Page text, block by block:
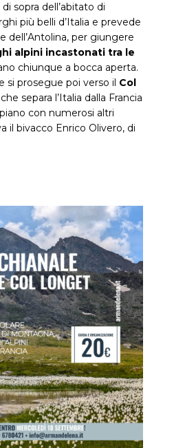
sopra dell’abitato di
più belli d’Italia e prevede
dell’Antolina, per giungere
alpini incastonati tra le
chiunque a bocca aperta.
si prosegue poi verso il Col
separa l’Italia dalla Francia
con numerosi altri
il bivacco Enrico Olivero, di